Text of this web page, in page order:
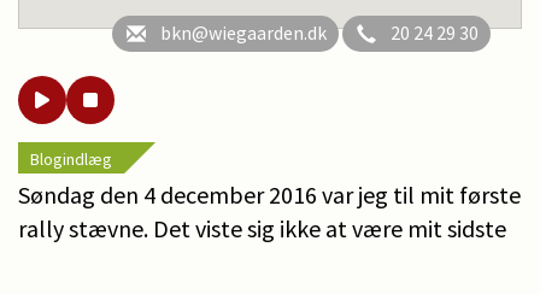
bkn@wiegaarden.dk
20 24 29 30
Blogindlæg
Søndag den 4 december 2016 var jeg til mit første
rally stævne. Det viste sig ikke at være mit sidste